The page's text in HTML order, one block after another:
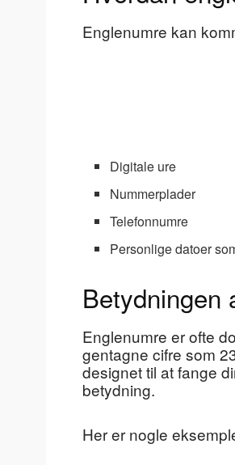
Englenumre kan
Digitale ure
Nummerplader
Telefonnumre
Personlige datoer
Betydningen
Englenumre er ofte
gentagne cifre som
designet til at fange
betydning.
Her er nogle